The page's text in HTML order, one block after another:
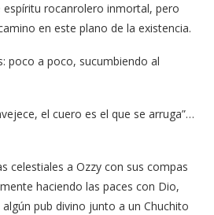
espíritu rocanrolero inmortal, pero
en este plano de la existencia.
poco a poco, sucumbiendo al
el cuero es el que se arruga”…
celestiales a Ozzy con sus compas
haciendo las paces con Dio,
pub divino junto a un Chuchito